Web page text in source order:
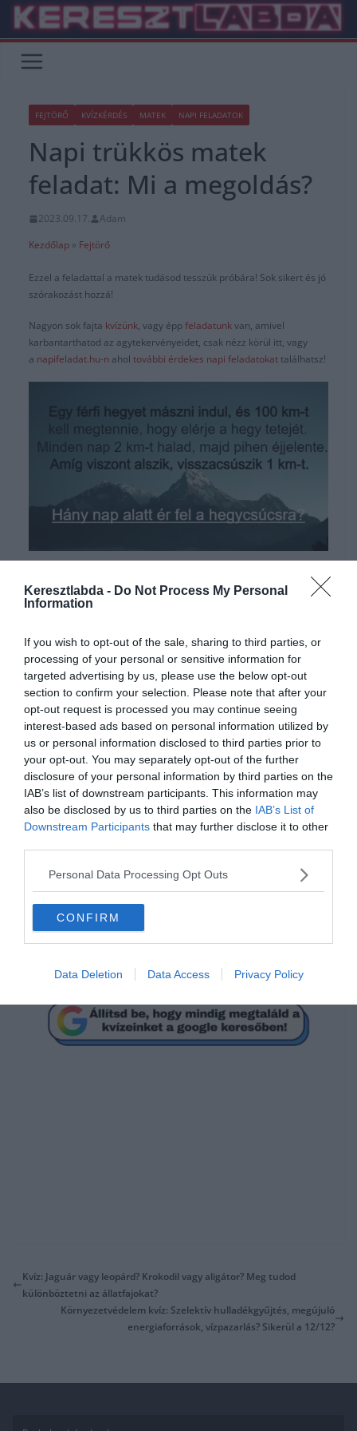
Keresztlabda - Do Not Process My Personal
Information
If you wish to opt-out of the sale, sharing to third parties, or
processing of your personal or sensitive information for
targeted advertising by us, please use the below opt-out
section to confirm your selection. Please note that after your
opt-out request is processed you may continue seeing
interest-based ads based on personal information utilized by
us or personal information disclosed to third parties prior to
your opt-out. You may separately opt-out of the further
disclosure of your personal information by third parties on the
IAB’s list of downstream participants. This information may
also be disclosed by us to third parties on the IAB’s List of
Downstream Participants that may further disclose it to other
Personal Data Processing Opt Outs
CONFIRM
Data Deletion Data Access Privacy Policy
Skip
content
FEJTÖRŐ KVÍZKÉRDÉS MATEK NAPI FELADATOK
Napi trükkös matek
feladat: Mi a megoldás?
2023.09.17.
Adam
Kezdőlap » Fejtörő
Ezzel a feladattal a matek tudásod tesszük próbára! Sok sikert és jó
szórakozást hozzá!
Nagyon sok fajta kvízünk, vagy éppfeladatunkvan, amivel
karbantarthatod az agytekervényeidet, csak nézz körül itt, vagy
a napifeladat.hu-n ahol további érdekes napi feladatokattalálhatsz!
Mi a megoldás?
50
99
100
Kvíz: Jaguár vagy leopárd? Krokodil vagy aligátor? Meg tudod
különböztetni az állatfajokat?
Környezetvédelem kvíz: Szelektív hulladékgyűjtés, megújuló
energiaforrások, vízpazarlás? Sikerül a 12/12?